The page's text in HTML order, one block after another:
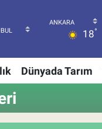
18°
Dünyada Tarım